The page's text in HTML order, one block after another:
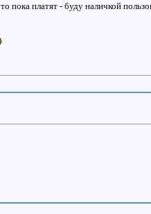
пока платят - буду наличкой